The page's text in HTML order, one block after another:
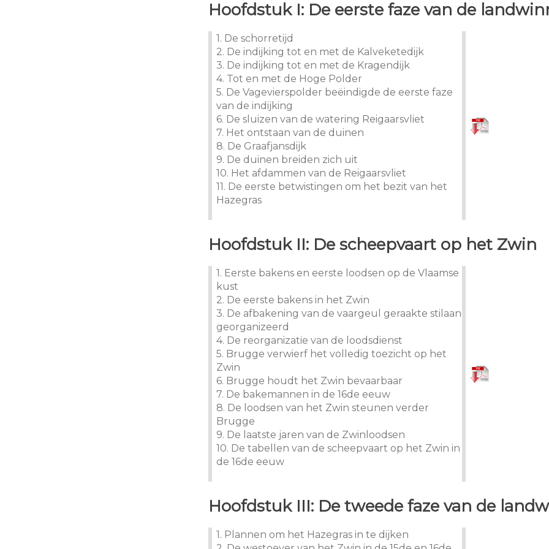
Hoofdstuk I: De eerste faze van de
1. De schorretijd
2. De indijking tot en met de Kalveketedijk
3. De indijking tot en met de Kragendijk
4. Tot en met de Hoge Polder
5. De Vagevierspolder beëindigde de eerste faze
van de indijking
6. De sluizen van de watering Reigaarsvliet
7. Het ontstaan van de duinen
8. De Graafjansdijk
9. De duinen breiden zich uit
10. Het afdammen van de Reigaarsvliet
11. De eerste betwistingen om het bezit van het
Hazegras
Hoofdstuk II: De scheepvaart op het Zwin
1. Eerste bakens en eerste loodsen op de Vlaamse
kust
2. De eerste bakens in het Zwin
3. De afbakening van de vaargeul geraakte stilaan
georganizeerd
4. De reorganizatie van de loodsdienst
5. Brugge verwierf het volledig toezicht op het
Zwin
6. Brugge houdt het Zwin bevaarbaar
7. De bakemannen in de 16de eeuw
8. De loodsen van het Zwin steunen verder
Brugge
9. De laatste jaren van de Zwinloodsen
10. De tabellen van de scheepvaart op het Zwin in
de 16de eeuw
Hoofdstuk III: De tweede faze van de
1. Plannen om het Hazegras in te dijken